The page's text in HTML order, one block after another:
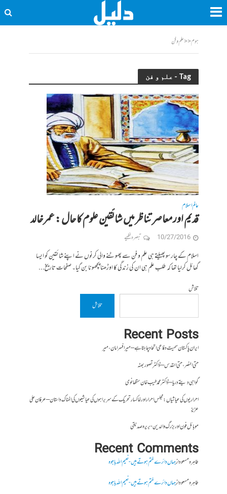
ہوم<<علم و فن
Tag - علم و فن
عالم اسلام
قدیم اور معاصر تناظر میں شائقین علوم کا حال : عمر خالد
10/27/2016 تبصرہ لکھیے
اسلام کے چار سو پھیلتے ہی علم و فن سے پھوٹنے والی کرنوں نے اپنے شائقین کو ایسا
گھائل کرلیا تھا کہ طلب علم ہی ان کی زندگی کا اوڑھنا پچھونا بن گیا۔ صفحات تاریخ...
تلاش
تلاش
Recent Posts
ایران پاکستان سمیت دفاعی اتحاد چاہتا ہے – میر افسر امان،میر
حتی النصر ، حتی القدس – ڈاکٹر تصور بھٹہ
گواہی دیتے دریا – ڈاکٹر محمد طیب خان سنگھانوی
احراریوں کی عیاشیاں : مجلس احرار اور خاکسار تحریک کے سربراہوں کی عیاشیوں کی المناک داستان – عرفان علی
عزیز
موبائل فون اور بزرگ والدین- بریرہ صدیقی
Recent Comments
طاہرہ مسعودازجہاں دائرے ختم ہوتے ہیں- نعیم اللہ باجوہ
طاہرہ مسعودازجہاں دائرے ختم ہوتے ہیں- نعیم اللہ باجوہ